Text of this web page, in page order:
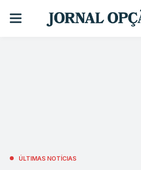
ÚLTIMAS NOTÍCIAS